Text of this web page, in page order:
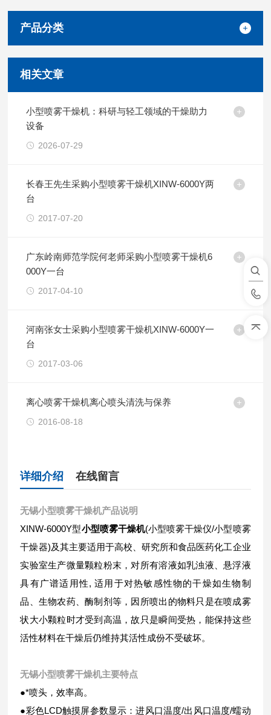
产品分类
相关文章
小型喷雾干燥机：科研与轻工领域的干燥助力
设备
2026-07-29
长春王先生采购小型喷雾干燥机XINW-6000Y两
台
2017-07-20
广东岭南师范学院何老师采购小型喷雾干燥机6
000Y一台
2017-04-10
河南张女士采购小型喷雾干燥机XINW-6000Y一
台
2017-03-06
离心喷雾干燥机离心喷头清洗与保养
2016-08-18
详细介绍 在线留言
无锡小型喷雾干燥机产品说明
XINW-6000Y型小型喷雾干燥机(小型喷雾干燥仪/小型喷雾
干燥器)及其主要适用于高校、研究所和食品医药化工企业
实验室生产微量颗粒粉末，对所有溶液如乳浊液、悬浮液
具有广谱适用性, 适用于对热敏感性物的干燥如生物制
品、生物农药、酶制剂等，因所喷出的物料只是在喷成雾
状大小颗粒时才受到高温，故只是瞬间受热，能保持这些
活性材料在干燥后仍维持其活性成份不受破坏。
无锡小型喷雾干燥机主要特点
●*喷头，效率高。
●彩色LCD触摸屏参数显示：进风口温度/出风口温度/蠕动